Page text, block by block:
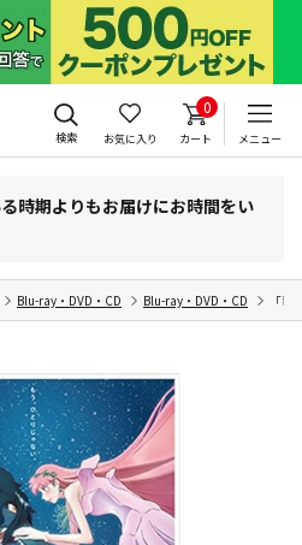
検索 お気に入り
0
カート メニュー
時期よりもお届けにお時間をい
Blu-ray・DVD・CD Blu-ray・DVD・CD 「